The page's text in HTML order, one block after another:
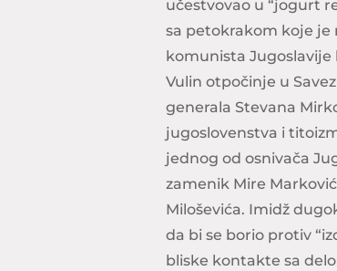
učestvovao u “jogurt
sa petokrakom koje je
komunista
Vulin otpočinje u
generala Stevana
jugoslovenstva i
jednog od osnivača
zamenik Mire
Miloševića. Imidž
da bi se borio protiv
bliske kontakte sa